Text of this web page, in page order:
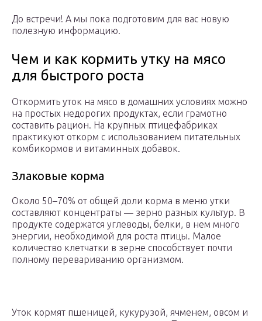
До встречи! А мы пока подготовим для вас новую
полезную информацию.
Чем и как кормить утку на мясо
для быстрого роста
Откормить уток на мясо в домашних условиях можно
на простых недорогих продуктах, если грамотно
составить рацион. На крупных птицефабриках
практикуют откорм с использованием питательных
комбикормов и витаминных добавок.
Злаковые корма
Около 50–70% от общей доли корма в меню утки
составляют концентраты — зерно разных культур. В
продукте содержатся углеводы, белки, в нем много
энергии, необходимой для роста птицы. Малое
количество клетчатки в зерне способствует почти
полному перевариванию организмом.
Уток кормят пшеницей, кукурузой, ячменем, овсом и